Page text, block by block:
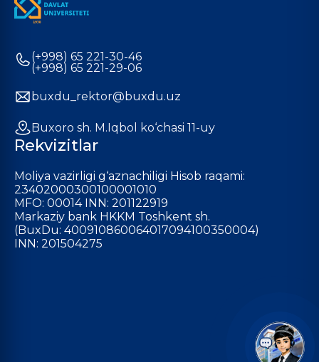
(+998) 65 221-30-46
(+998) 65 221-29-06
buxdu_rektor@buxdu.uz
Buxoro sh. M.Iqbol ko‘chasi 11-uy
Rekvizitlar
Moliya vazirligi g‘aznachiligi Hisob raqami:
23402000300100001010
MFO: 00014 INN: 201122919
Markaziy bank HKKM Toshkent sh.
(BuxDu: 400910860064017094100350004)
INN: 201504275